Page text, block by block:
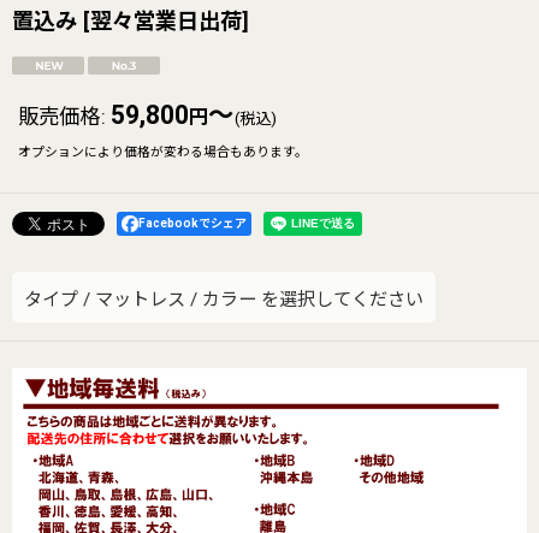
置込み [翌々営業日出荷]
販売価格: 59,800 円 ～(税込)
オプションにより価格が変わる場合もあります。
Facebookでシェア
タイプ / マットレス / カラー を選択してください